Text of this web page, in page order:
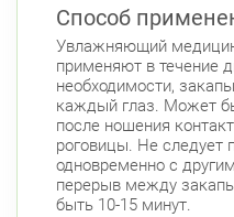
Коломяжский пр.
2)
Круглосуточно
Пионерская
Фрунзенский район
Дунайский пр., д.
Дунайская
Белы Куна, д.1, к.1
Бухарестская
Способ
Увлажняющий
применяют в течение
необходимости,
каждый глаз. Может
после ношения
роговицы. Не следует
одновременно с
перерыв между
быть 10-15 минут.